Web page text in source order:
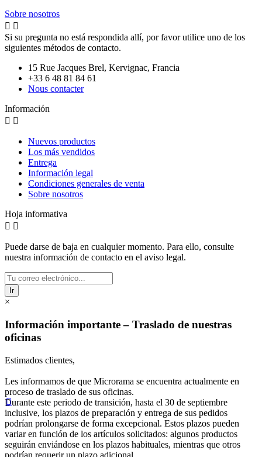
Sobre nosotros
 
Si su pregunta no está respondida allí, por favor utilice uno de los
siguientes métodos de contacto.
15 Rue Jacques Brel, Kervignac, Francia
+33 6 48 81 84 61
Nous contacter
Información
 
Nuevos productos
Los más vendidos
Entrega
Información legal
Condiciones generales de venta
Sobre nosotros
Hoja informativa
 
Puede darse de baja en cualquier momento. Para ello, consulte
nuestra información de contacto en el aviso legal.
Ir
×
Información importante – Traslado de nuestras
oficinas
Estimados clientes,
Les informamos de que Microrama se encuentra actualmente en
proceso de traslado de sus oficinas.
Durante este periodo de transición, hasta el 30 de septiembre
inclusive, los plazos de preparación y entrega de sus pedidos
podrían prolongarse de forma excepcional. Estos plazos pueden
variar en función de los artículos solicitados: algunos productos
seguirán enviándose en los plazos habituales, mientras que otros
podrían requerir un plazo adicional.
